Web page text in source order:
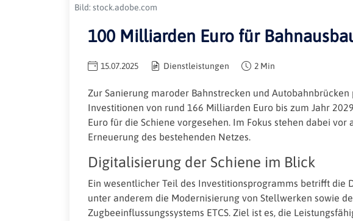
Bild: stock.adobe.com
100 Milliarden Euro für
15.07.2025 Dienstleistungen 2 Min
Zur Sanierung maroder Bahnstrecken und
Investitionen von rund 166 Milliarden Euro bis zum Jahr
Euro für die Schiene vorgesehen. Im Fokus stehen dabei
Erneuerung des bestehenden Netzes.
Digitalisierung der Schiene im Blick
Ein wesentlicher Teil des Investitionsprogramms betrifft die
unter anderem die Modernisierung von Stellwerken sowie
Zugbeeinflussungssystems ETCS. Ziel ist es, die